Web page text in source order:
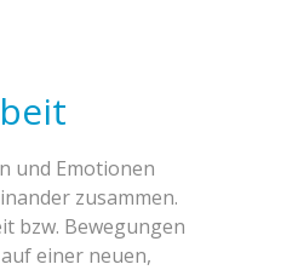
und Emotionen
zusammen.
bzw. Bewegungen
einer neuen,